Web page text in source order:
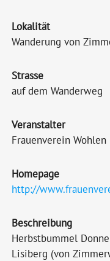
Lokalität
Wanderung von
Strasse
auf dem Wanderweg
Veranstalter
Frauenverein
Homepage
http://
Beschreibung
Herbstbummel
Lisiberg (von